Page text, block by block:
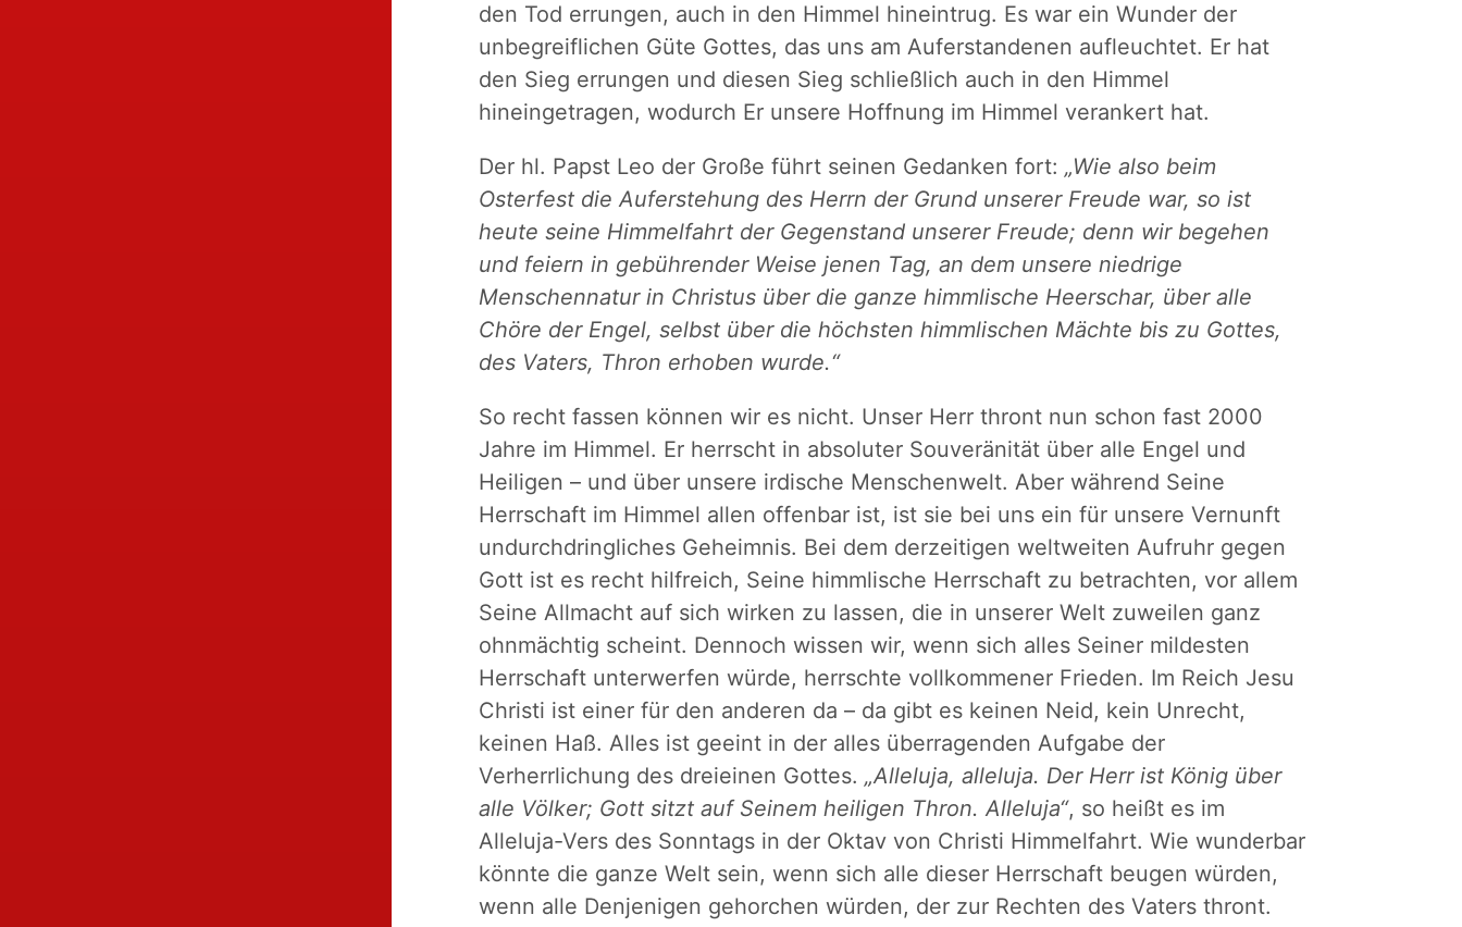
den Tod errungen, auch in den Himmel hineintrug. Es war ein Wunder der
unbegreiflichen Güte Gottes, das uns am Auferstandenen aufleuchtet. Er hat
den Sieg errungen und diesen Sieg schließlich auch in den Himmel
hineingetragen, wodurch Er unsere Hoffnung im Himmel verankert hat.
Der hl. Papst Leo der Große führt seinen Gedanken fort: „Wie also beim
Osterfest die Auferstehung des Herrn der Grund unserer Freude war, so ist
heute seine Himmelfahrt der Gegenstand unserer Freude; denn wir begehen
und feiern in gebührender Weise jenen Tag, an dem unsere niedrige
Menschennatur in Christus über die ganze himmlische Heerschar, über alle
Chöre der Engel, selbst über die höchsten himmlischen Mächte bis zu Gottes,
des Vaters, Thron erhoben wurde.“
So recht fassen können wir es nicht. Unser Herr thront nun schon fast 2000
Jahre im Himmel. Er herrscht in absoluter Souveränität über alle Engel und
Heiligen – und über unsere irdische Menschenwelt. Aber während Seine
Herrschaft im Himmel allen offenbar ist, ist sie bei uns ein für unsere Vernunft
undurchdringliches Geheimnis. Bei dem derzeitigen weltweiten Aufruhr gegen
Gott ist es recht hilfreich, Seine himmlische Herrschaft zu betrachten, vor allem
Seine Allmacht auf sich wirken zu lassen, die in unserer Welt zuweilen ganz
ohnmächtig scheint. Dennoch wissen wir, wenn sich alles Seiner mildesten
Herrschaft unterwerfen würde, herrschte vollkommener Frieden. Im Reich Jesu
Christi ist einer für den anderen da – da gibt es keinen Neid, kein Unrecht,
keinen Haß. Alles ist geeint in der alles überragenden Aufgabe der
Verherrlichung des dreieinen Gottes. „Alleluja, alleluja. Der Herr ist König über
alle Völker; Gott sitzt auf Seinem heiligen Thron. Alleluja“, so heißt es im
Alleluja-Vers des Sonntags in der Oktav von Christi Himmelfahrt. Wie wunderbar
könnte die ganze Welt sein, wenn sich alle dieser Herrschaft beugen würden,
wenn alle Denjenigen gehorchen würden, der zur Rechten des Vaters thront.